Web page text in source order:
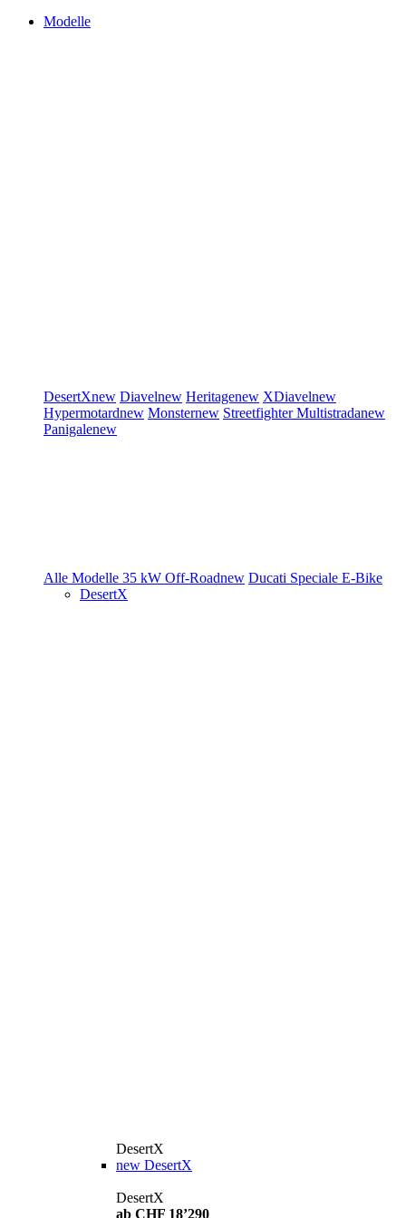
Modelle
DesertXnew Diavelnew Heritagenew XDiavelnew
Hypermotardnew Monsternew StreetfighterMultistradanew
Panigalenew
Alle Modelle 35 kW Off-Roadnew Ducati Speciale E-Bike
DesertX
DesertX
new DesertX
DesertX
ab CHF 18’290